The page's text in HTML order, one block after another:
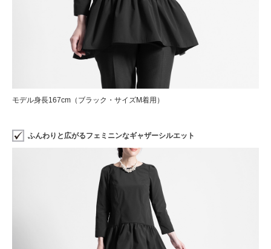
モデル身長167cm（ブラック・サイズM着用）
ふんわりと広がるフェミニンなギャザーシルエット